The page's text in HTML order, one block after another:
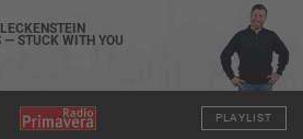
— STUCK WITH YOU
PLAYLIST